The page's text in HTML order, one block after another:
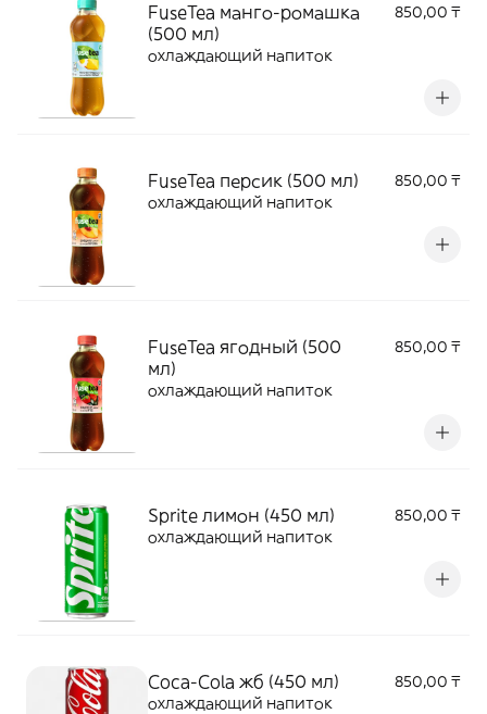
FuseTea манго-ромашка
(500 мл)
850,00 ₸
охлаждающий напиток
FuseTea персик (500 мл)
850,00 ₸
охлаждающий напиток
FuseTea ягодный (500
мл)
850,00 ₸
охлаждающий напиток
Sprite лимон (450 мл)
850,00 ₸
охлаждающий напиток
Coca-Cola жб (450 мл)
850,00 ₸
охлаждающий напиток